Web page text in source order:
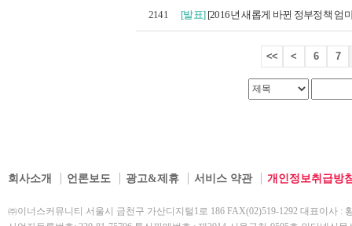
2141 [발표] [2016년 새롭게 바뀐 정부정책 엄
<< < 6 7